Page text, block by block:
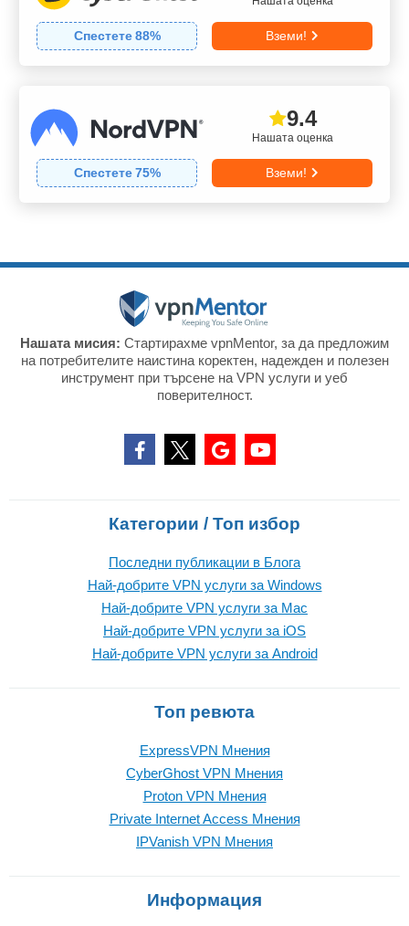
Спестете 88% Вземи!
Нашата оценка
9.4
Спестете 75% Вземи!
Нашата мисия: Стартирахме vpnMentor, за да предложим
на потребителите наистина коректен, надежден и полезен
инструмент при търсене на VPN услуги и уеб
поверителност.
Категории / Топ избор
Последни публикации в Блога
Най-добрите VPN услуги за Windows
Най-добрите VPN услуги за Mac
Най-добрите VPN услуги за iOS
Най-добрите VPN услуги за Android
Топ ревюта
ExpressVPN Mнения
CyberGhost VPN Mнения
Proton VPN Mнения
Private Internet Access Mнения
IPVanish VPN Mнения
Информация